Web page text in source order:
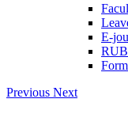
E-
Previous Next